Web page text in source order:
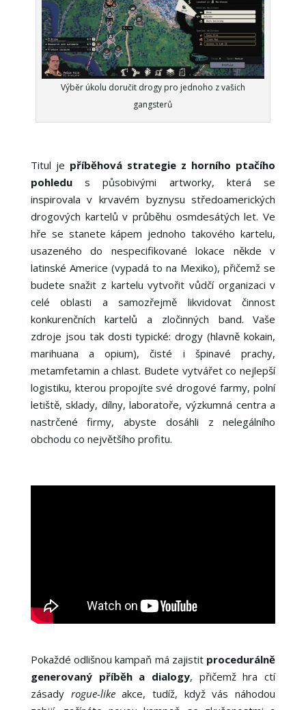
Výběr úkolu doručit drogy pro jednoho z vašich
gangsterů
Titul je příběhová strategie z horního ptačího
pohledus působivými artworky, která se
inspirovala v krvavém byznysu středoamerických
drogových kartelů v průběhu osmdesátých let. Ve
hře se stanete kápem jednoho takového kartelu,
usazeného do nespecifikované lokace někde v
latinské Americe (vypadá to na Mexiko), přičemž se
budete snažit z kartelu vytvořit vůdčí organizaci v
celé oblasti a samozřejmě likvidovat činnost
konkurenčních kartelů a zločinných band. Vaše
zdroje jsou tak dosti typické: drogy (hlavně kokain,
marihuana a opium), čisté i špinavé prachy,
metamfetamin a chlast. Budete vytvářet co nejlepší
logistiku, kterou propojíte své drogové farmy, polní
letiště, sklady, dílny, laboratoře, výzkumná centra a
nastrčené firmy, abyste dosáhli z nelegálního
obchodu co největšího profitu.
Pokaždé odlišnou kampaň má zajistit procedurálně
generovaný příběh a dialogy, přičemž hra ctí
zásady rogue-likeakce, tudíž, když vás náhodou